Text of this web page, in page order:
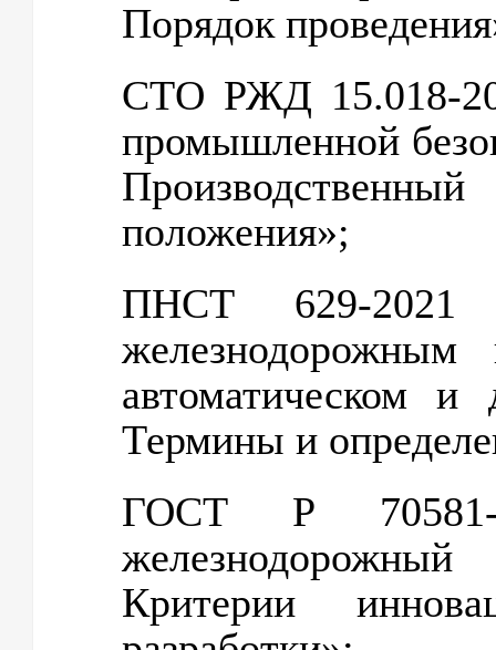
Порядок
СТО РЖД 15.018-
промышленной
положения»;
ПНСТ 629-2021
автоматическом и
Термины и
ГОСТ Р 70581-
Критерии